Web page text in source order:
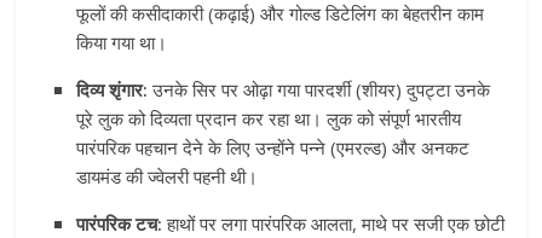
फूलों की कसीदाकारी (कढ़ाई) और गोल्ड डिटेलिंग का बेहतरीन काम
किया गया था।
दिव्य शृंगार: उनके सिर पर ओढ़ा गया पारदर्शी (शीयर) दुपट्टा उनके
पूरे लुक को दिव्यता प्रदान कर रहा था। लुक को संपूर्ण भारतीय
पारंपरिक पहचान देने के लिए उन्होंने पन्ने (एमरल्ड) और अनकट
डायमंड की ज्वेलरी पहनी थी।
पारंपरिक टच: हाथों पर लगा पारंपरिक आलता, माथे पर सजी एक छोटी